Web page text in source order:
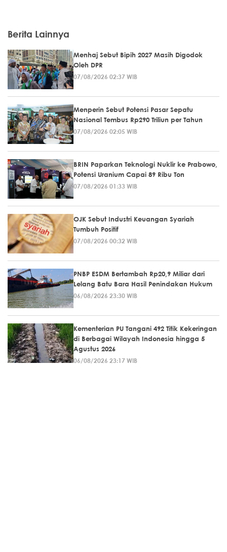
Berita Lainnya
Menhaj Sebut Bipih 2027 Masih Digodok
Oleh DPR
07/08/2026 02:37 WIB
Menperin Sebut Potensi Pasar Sepatu
Nasional Tembus Rp290 Triliun per Tahun
07/08/2026 02:05 WIB
BRIN Paparkan Teknologi Nuklir ke Prabowo,
Potensi Uranium Capai 89 Ribu Ton
07/08/2026 01:33 WIB
OJK Sebut Industri Keuangan Syariah
Tumbuh Positif
07/08/2026 00:32 WIB
PNBP ESDM Bertambah Rp20,9 Miliar dari
Lelang Batu Bara Hasil Penindakan Hukum
06/08/2026 23:30 WIB
Kementerian PU Tangani 492 Titik Kekeringan
di Berbagai Wilayah Indonesia hingga 5
Agustus 2026
06/08/2026 23:17 WIB